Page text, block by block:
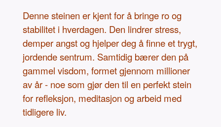
Denne steinen er kjent for å bringe ro og
stabilitet i hverdagen. Den lindrer stress,
demper angst og hjelper deg å finne et trygt,
jordende sentrum. Samtidig bærer den på
gammel visdom, formet gjennom millioner
av år - noe som gjør den til en perfekt stein
for refleksjon, meditasjon og arbeid med
tidligere liv.